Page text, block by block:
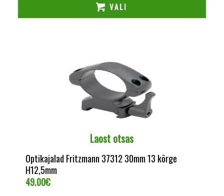
VALI
Laost otsas
Optikajalad Fritzmann 37312 30mm 13 kõrge
H12,5mm
49.00€